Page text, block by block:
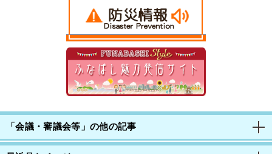
「会議・審議会等」の他の記事